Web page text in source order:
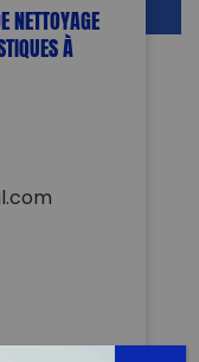
NETTOYAGE
À